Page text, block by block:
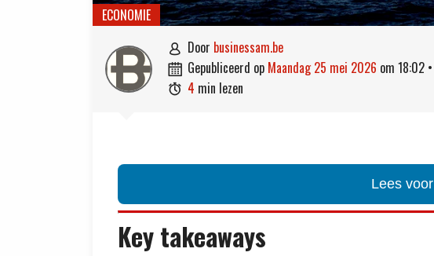
ECONOMIE
 door businessam.be
 gepubliceerd op maandag 25 mei 2026 om 18:02 •
 4 min lezen
Lees voor
Key takeaways